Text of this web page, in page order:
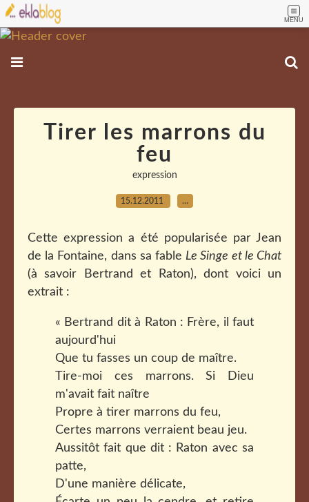
MENU
Tirer les marrons du
feu
expression
15.12.2011 …
Cette expression a été popularisée par Jean
de la Fontaine, dans sa fable Le Singe et le Chat
(à savoir Bertrand et Raton), dont voici un
extrait :
« Bertrand dit à Raton : Frère, il faut
aujourd'hui
Que tu fasses un coup de maître.
Tire-moi ces marrons. Si Dieu
m'avait fait naître
Propre à tirer marrons du feu,
Certes marrons verraient beau jeu.
Aussitôt fait que dit : Raton avec sa
patte,
D'une manière délicate,